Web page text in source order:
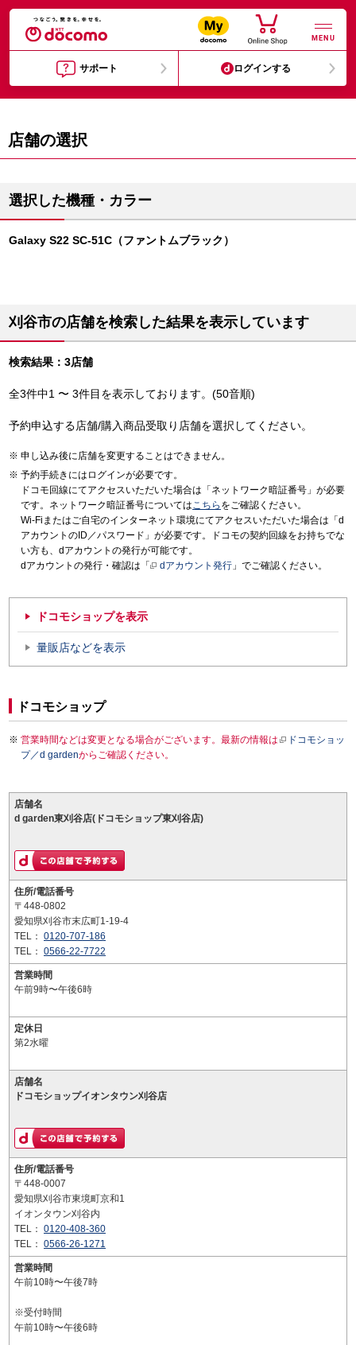
MENU
サポート ログインする
店舗の選択
選択した機種・カラー
Galaxy S22 SC-51C（ファントムブラック）
刈谷市の店舗を検索した結果を表示しています
検索結果：3店舗
全3件中1 〜 3件目を表示しております。(50音順)
予約申込する店舗/購入商品受取り店舗を選択してください。
申し込み後に店舗を変更することはできません。
予約手続きにはログインが必要です。
ドコモ回線にてアクセスいただいた場合は「ネットワーク暗証番号」が必要
です。ネットワーク暗証番号についてはこちら をご確認ください。
Wi-Fiまたはご自宅のインターネット環境にてアクセスいただいた場合は「d
アカウントのID／パスワード」が必要です。ドコモの契約回線をお持ちでな
い方も、dアカウントの発行が可能です。
dアカウントの発行・確認は「
dアカウント発行 」でご確認ください。
ドコモショップを表示
量販店などを表示
ドコモショップ
営業時間などは変更となる場合がございます。最新の情報は
ドコモショッ
プ／d gardenからご確認ください。
店舗名
d garden東刈谷店(ドコモショップ東刈谷店)
住所/電話番号
〒448-0802
愛知県刈谷市末広町1-19-4
TEL： 0120-707-186
TEL： 0566-22-7722
営業時間
午前9時〜午後6時
定休日
第2水曜
店舗名
ドコモショップイオンタウン刈谷店
住所/電話番号
〒448-0007
愛知県刈谷市東境町京和1
イオンタウン刈谷内
TEL： 0120-408-360
TEL： 0566-26-1271
営業時間
午前10時〜午後7時
※受付時間
午前10時〜午後6時